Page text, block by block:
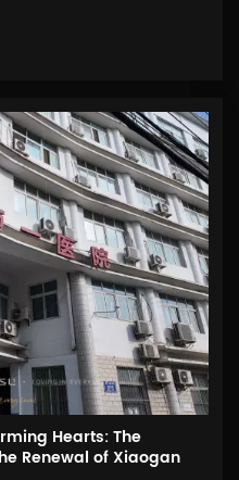
Hearts: The
Renewal of Xiaogan